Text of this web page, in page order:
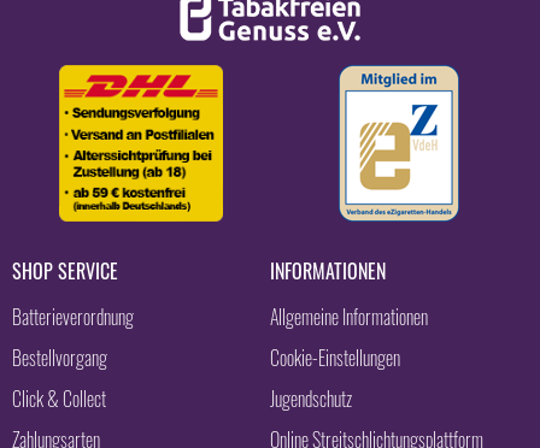
SHOP SERVICE
Batterieverordnung
Bestellvorgang
Click & Collect
Zahlungsarten
INFORMATIONEN
Allgemeine Informationen
Cookie-Einstellungen
Jugendschutz
Online Streitschlichtungsplattform